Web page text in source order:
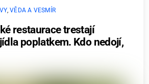
,VĚDA A VESMÍR
restaurace trestají
poplatkem. Kdo nedojí,